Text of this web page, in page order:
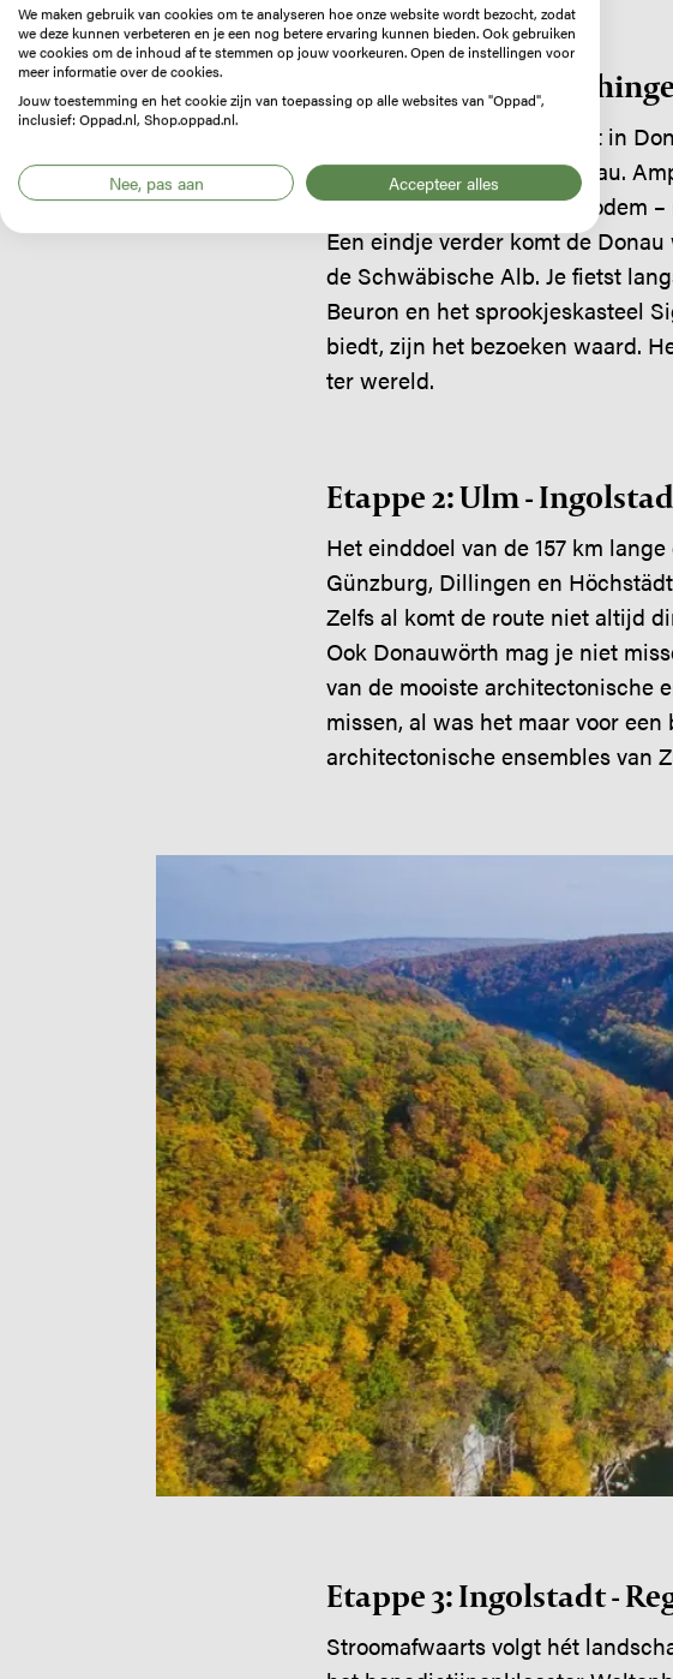
Etappe 1:
De Donau-fietsroute begint in
verenigen tot de prille Donau.
‘Donauversinkung’ in de bodem
Een eindje verder komt de
de Schwäbische Alb. Je fietst
Beuron en het sprookjeskasteel
biedt, zijn het bezoeken waard.
ter wereld.
Etappe 2: Ulm -
Het einddoel van de 157 km
Günzburg, Dillingen en
Zelfs al komt de route niet altijd
Ook Donauwörth mag je niet
van de mooiste architectonische
missen, al was het maar voor
architectonische ensembles van
Etappe 3: Ingolstadt -
Stroomafwaarts volgt hét
We maken gebruik van cookies om te analyseren hoe onze website wordt bezocht, zodat
we deze kunnen verbeteren en je een nog betere ervaring kunnen bieden. Ook gebruiken
we cookies om de inhoud af te stemmen op jouw voorkeuren. Open de instellingen voor
meer informatie over de cookies.
Jouw toestemming en het cookie zijn van toepassing op alle websites van "Oppad",
inclusief: Oppad.nl, Shop.oppad.nl.
Nee, pas aan Accepteer alles